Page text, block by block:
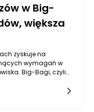
w Big-
większa
zyskuje na
wymagań w
Big-Bagi, czyli
przy minimalnym